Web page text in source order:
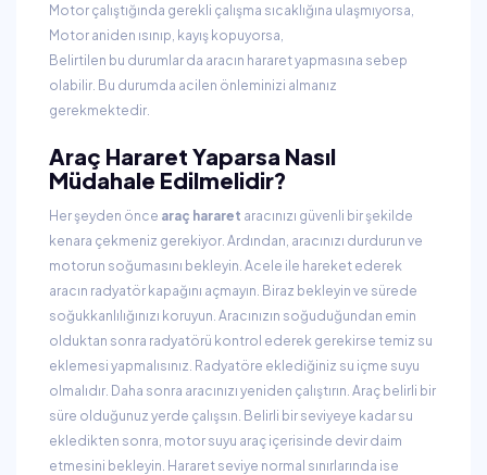
Motor çalıştığında gerekli çalışma sıcaklığına ulaşmıyorsa,
Motor aniden ısınıp, kayış kopuyorsa,
Belirtilen bu durumlar da aracın hararet yapmasına sebep
olabilir. Bu durumda acilen önleminizi almanız
gerekmektedir.
Araç Hararet Yaparsa Nasıl
Müdahale Edilmelidir?
Her şeyden önce araç hararet aracınızı güvenli bir şekilde
kenara çekmeniz gerekiyor. Ardından, aracınızı durdurun ve
motorun soğumasını bekleyin. Acele ile hareket ederek
aracın radyatör kapağını açmayın. Biraz bekleyin ve sürede
soğukkanlılığınızı koruyun. Aracınızın soğuduğundan emin
olduktan sonra radyatörü kontrol ederek gerekirse temiz su
eklemesi yapmalısınız. Radyatöre eklediğiniz su içme suyu
olmalıdır. Daha sonra aracınızı yeniden çalıştırın. Araç belirli bir
süre olduğunuz yerde çalışsın. Belirli bir seviyeye kadar su
ekledikten sonra, motor suyu araç içerisinde devir daim
etmesini bekleyin. Hararet seviye normal sınırlarında ise